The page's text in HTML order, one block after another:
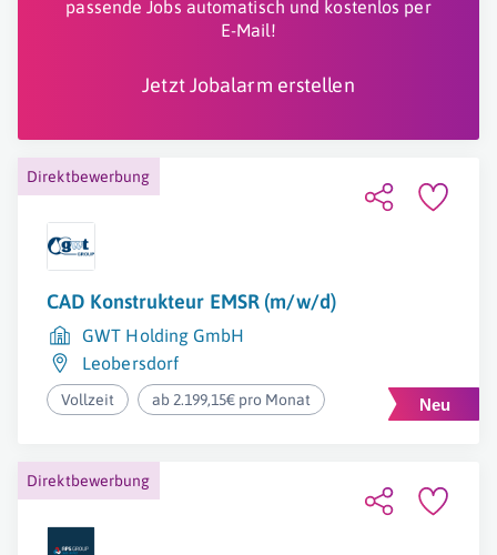
passende Jobs automatisch und kostenlos per
E-Mail!
Jetzt Jobalarm erstellen
Direktbewerbung
CAD Konstrukteur EMSR (m/w/d)
GWT Holding GmbH
Leobersdorf
Vollzeit ab 2.199,15€ pro Monat
Direktbewerbung